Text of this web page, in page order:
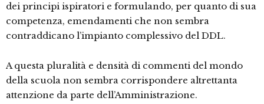
dei principi ispiratori e formulando, per quanto di sua
competenza, emendamenti che non sembra
contraddicano l’impianto complessivo del DDL.
A questa pluralità e densità di commenti del mondo
della scuola non sembra corrispondere altrettanta
attenzione da parte dell’Amministrazione.